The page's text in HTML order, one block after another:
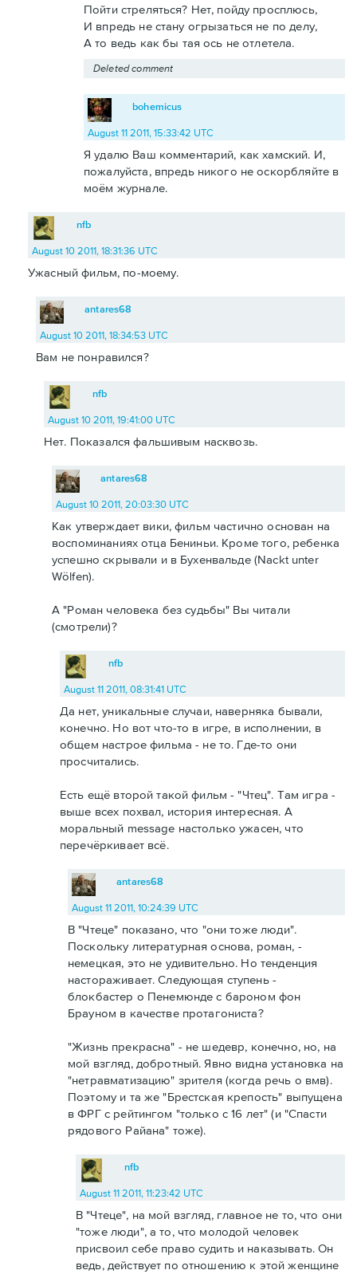
Пойти стреляться? Нет, пойду просплюсь,
И впредь не стану огрызаться не по делу,
А то ведь как бы тая ось не отлетела.
Deleted comment
bohemicus
August 11 2011, 15:33:42 UTC
Я удалю Ваш комментарий, как хамский. И,
пожалуйста, впредь никого не оскорбляйте в
моём журнале.
nfb
August 10 2011, 18:31:36 UTC
Ужасный фильм, по-моему.
antares68
August 10 2011, 18:34:53 UTC
Вам не понравился?
nfb
August 10 2011, 19:41:00 UTC
Нет. Показался фальшивым насквозь.
antares68
August 10 2011, 20:03:30 UTC
Как утверждает вики, фильм частично основан на
воспоминаниях отца Бениньи. Кроме того, ребенка
успешно скрывали и в Бухенвальде (Nackt unter
Wölfen).
А "Роман человека без судьбы" Вы читали
(смотрели)?
nfb
August 11 2011, 08:31:41 UTC
Да нет, уникальные случаи, наверняка бывали,
конечно. Но вот что-то в игре, в исполнении, в
общем настрое фильма - не то. Где-то они
просчитались.
Есть ещё второй такой фильм - "Чтец". Там игра -
выше всех похвал, история интересная. А
моральный message настолько ужасен, что
перечёркивает всё.
antares68
August 11 2011, 10:24:39 UTC
В "Чтеце" показано, что "они тоже люди".
Поскольку литературная основа, роман, -
немецкая, это не удивительно. Но тенденция
настораживает. Следующая ступень -
блокбастер о Пенемюнде с бароном фон
Брауном в качестве протагониста?
"Жизнь прекрасна" - не шедевр, конечно, но, на
мой взгляд, добротный. Явно видна установка на
"нетравматизацию" зрителя (когда речь о вмв).
Поэтому и та же "Брестская крепость" выпущена
в ФРГ с рейтингом "только с 16 лет" (и "Спасти
рядового Райана" тоже).
nfb
August 11 2011, 11:23:42 UTC
В "Чтеце", на мой взгляд, главное не то, что они
"тоже люди", а то, что молодой человек
присвоил себе право судить и наказывать. Он
ведь, действует по отношению к этой женщине